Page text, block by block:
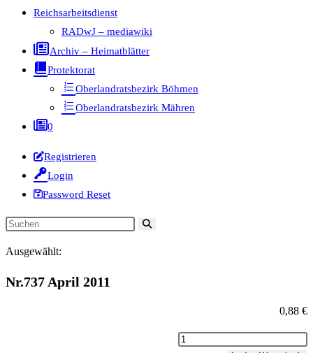
Reichsarbeitsdienst
RADwJ – mediawiki
Archiv – Heimatblätter
Protektorat
Oberlandratsbezirk Böhmen
Oberlandratsbezirk Mähren
0
Registrieren
Login
Password Reset
Diese
durchsuchen
Ausgewählt:
Nr.737 April 2011
0,88 €
Nr.737